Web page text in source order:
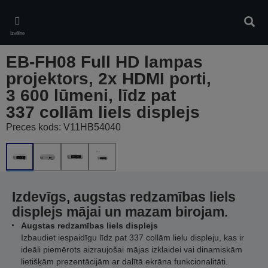
main
content
Izvēlne
EB-FH08 Full HD lampas
projektors, 2x HDMI porti,
3 600 lūmeni, līdz pat
337 collām liels displejs
Preces kods: V11HB54040
Izdevīgs, augstas redzamības liels
displejs mājai un mazam birojam.
Augstas redzamības liels displejs
Izbaudiet iespaidīgu līdz pat 337 collām lielu displeju, kas ir
ideāli piemērots aizraujošai mājas izklaidei vai dinamiskām
lietišķām prezentācijām ar dalītā ekrāna funkcionalitāti.